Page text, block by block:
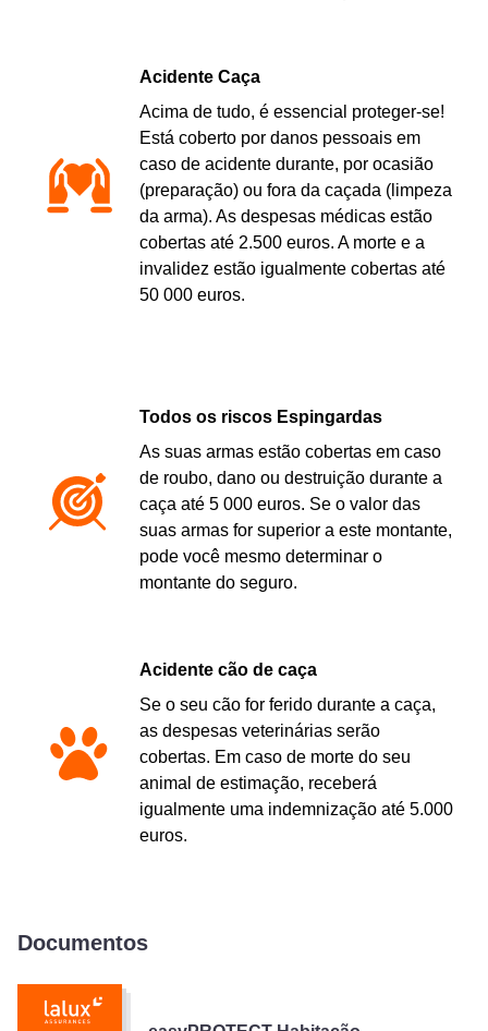
Acidente Caça
Acima de tudo, é essencial proteger-se!
Está coberto por danos pessoais em
caso de acidente durante, por ocasião
(preparação) ou fora da caçada (limpeza
da arma). As despesas médicas estão
cobertas até 2.500 euros. A morte e a
invalidez estão igualmente cobertas até
50 000 euros.
Todos os riscos Espingardas
As suas armas estão cobertas em caso
de roubo, dano ou destruição durante a
caça até 5 000 euros. Se o valor das
suas armas for superior a este montante,
pode você mesmo determinar o
montante do seguro.
Acidente cão de caça
Se o seu cão for ferido durante a caça,
as despesas veterinárias serão
cobertas. Em caso de morte do seu
animal de estimação, receberá
igualmente uma indemnização até 5.000
euros.
Documentos